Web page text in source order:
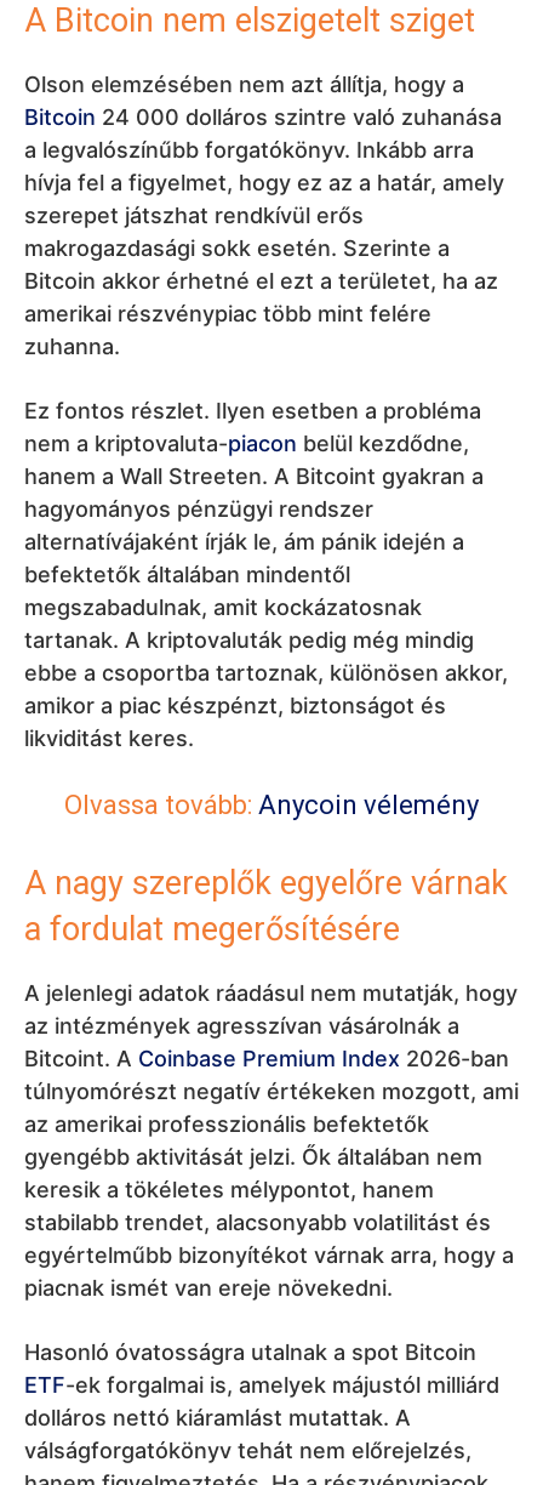
A Bitcoin nem elszigetelt sziget
Olson elemzésében nem azt állítja, hogy a
Bitcoin 24 000 dolláros szintre való zuhanása
a legvalószínűbb forgatókönyv. Inkább arra
hívja fel a figyelmet, hogy ez az a határ, amely
szerepet játszhat rendkívül erős
makrogazdasági sokk esetén. Szerinte a
Bitcoin akkor érhetné el ezt a területet, ha az
amerikai részvénypiac több mint felére
zuhanna.
Ez fontos részlet. Ilyen esetben a probléma
nem a kriptovaluta-piacon belül kezdődne,
hanem a Wall Streeten. A Bitcoint gyakran a
hagyományos pénzügyi rendszer
alternatívájaként írják le, ám pánik idején a
befektetők általában mindentől
megszabadulnak, amit kockázatosnak
tartanak. A kriptovaluták pedig még mindig
ebbe a csoportba tartoznak, különösen akkor,
amikor a piac készpénzt, biztonságot és
likviditást keres.
Olvassa tovább: Anycoin vélemény
A nagy szereplők egyelőre várnak
a fordulat megerősítésére
A jelenlegi adatok ráadásul nem mutatják, hogy
az intézmények agresszívan vásárolnák a
Bitcoint. A Coinbase Premium Index 2026-ban
túlnyomórészt negatív értékeken mozgott, ami
az amerikai professzionális befektetők
gyengébb aktivitását jelzi. Ők általában nem
keresik a tökéletes mélypontot, hanem
stabilabb trendet, alacsonyabb volatilitást és
egyértelműbb bizonyítékot várnak arra, hogy a
piacnak ismét van ereje növekedni.
Hasonló óvatosságra utalnak a spot Bitcoin
ETF-ek forgalmai is, amelyek májustól milliárd
dolláros nettó kiáramlást mutattak. A
válságforgatókönyv tehát nem előrejelzés,